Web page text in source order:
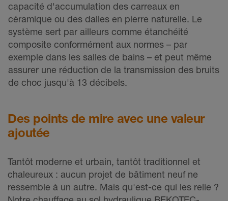
capacité d'accumulation des carreaux en
céramique ou des dalles en pierre naturelle. Le
système sert par ailleurs comme étanchéité
composite conformément aux normes – par
exemple dans les salles de bains – et peut même
assurer une réduction de la transmission des bruits
de choc jusqu'à 13 décibels.
Des points de mire avec une valeur
ajoutée
Tantôt moderne et urbain, tantôt traditionnel et
chaleureux : aucun projet de bâtiment neuf ne
ressemble à un autre. Mais qu'est-ce qui les relie ?